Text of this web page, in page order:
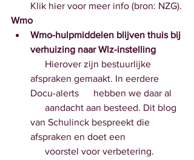
Klik hier voor meer info (bron: NZG).
Wmo
Wmo-hulpmiddelen blijven thuis bij
verhuizing naar Wlz-instelling
afspraken gemaakt. In eerdere
Docu-alerts      hebben we daar al
van Schulinck bespreekt die
afspraken en doet een
      voorstel voor verbetering.